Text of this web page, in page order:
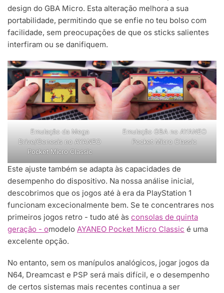
design do GBA Micro. Esta alteração melhora a sua
portabilidade, permitindo que se enfie no teu bolso com
facilidade, sem preocupações de que os sticks salientes
interfiram ou se danifiquem.
Emulação da Mega
Drive/Genesis no AYANEO
Pocket Micro Classic
Emulação GBA no AYANEO
Pocket Micro Classic
Este ajuste também se adapta às capacidades de
desempenho do dispositivo. Na nossa análise inicial,
descobrimos que os jogos até à era da PlayStation 1
funcionam excecionalmente bem. Se te concentrares nos
primeiros jogos retro - tudo até às consolas de quinta
geração - omodelo AYANEO Pocket Micro Classic é uma
excelente opção.
No entanto, sem os manípulos analógicos, jogar jogos da
N64, Dreamcast e PSP será mais difícil, e o desempenho
de certos sistemas mais recentes continua a ser